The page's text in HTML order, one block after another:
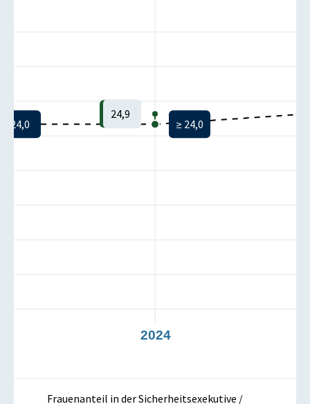
2024
24,0
24,9
≥ 24,0
Frauenanteil in der Sicherheitsexekutive /